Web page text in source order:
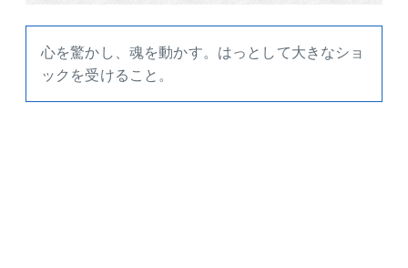
心を驚かし、魂を動かす。はっとして大きなショ
ックを受けること。